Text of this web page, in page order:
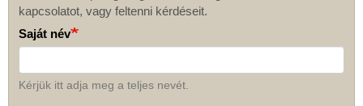
Kapcsolat
kapcsolatot, vagy feltenni kérdéseit.
Saját név
Kérjük itt adja meg a teljes nevét.